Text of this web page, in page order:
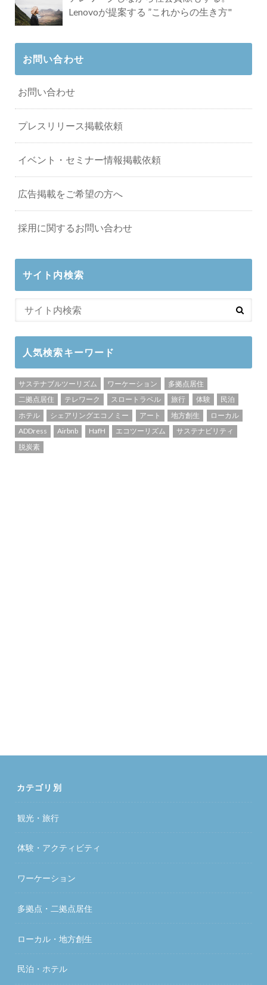
Lenovoが提案する ”これからの生き方"
お問い合わせ
お問い合わせ
プレスリリース掲載依頼
イベント・セミナー情報掲載依頼
広告掲載をご希望の方へ
採用に関するお問い合わせ
サイト内検索
人気検索キーワード
サステナブルツーリズム ワーケーション
多拠点居住
二拠点居住
テレワーク スロートラベル 旅行 体験
民泊
ホテル
シェアリングエコノミー アート 地方創生
ローカル
ADDress
Airbnb HafH エコツーリズム
サステナビリティ
脱炭素
カテゴリ別
観光・旅行
体験・アクティビティ
ワーケーション
多拠点・二拠点居住
ローカル・地方創生
民泊・ホテル